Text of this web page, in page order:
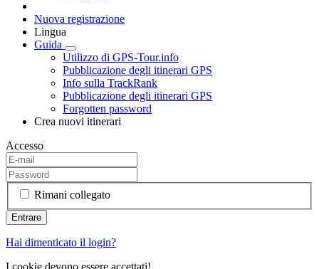
Nuova registrazione
Lingua
Guida
Utilizzo di GPS-Tour.info
Pubblicazione degli itinerari GPS
Info sulla TrackRank
Pubblicazione degli itinerari GPS
Forgotten password
Crea nuovi itinerari
Accesso
Rimani collegato
Hai dimenticato il login?